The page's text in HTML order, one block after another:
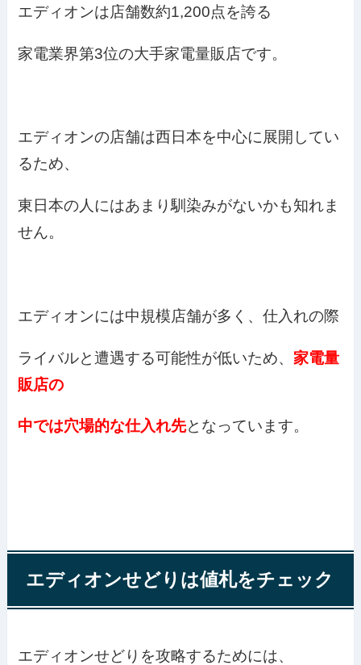
エディオンは店舗数約1,200点を誇る
家電業界第3位の大手家電量販店です。
エディオンの店舗は西日本を中心に展開してい
るため、
東日本の人にはあまり馴染みがないかも知れま
せん。
エディオンには中規模店舗が多く、仕入れの際
ライバルと遭遇する可能性が低いため、家電量
販店の
中では穴場的な仕入れ先となっています。
エディオンせどりは値札をチェック
エディオンせどりを攻略するためには、